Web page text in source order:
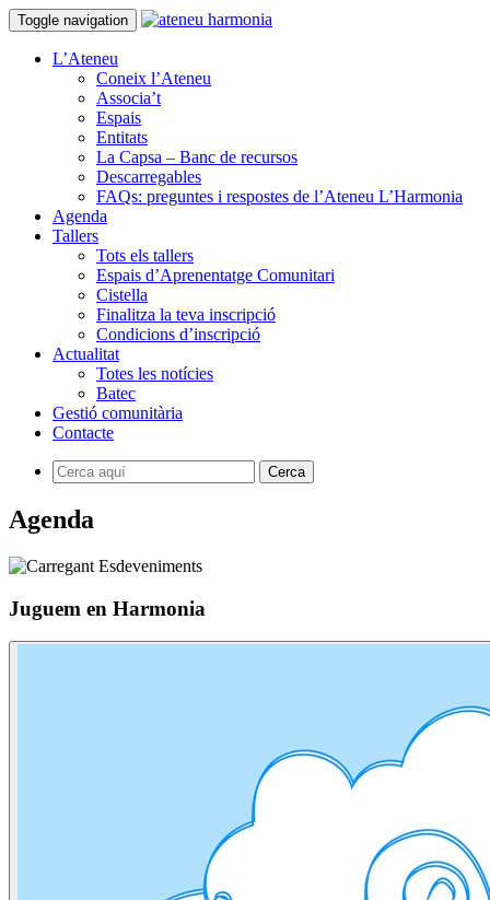
Toggle navigation
L’Ateneu
Coneix l’Ateneu
Associa’t
Espais
Entitats
La Capsa – Banc de recursos
Descarregables
FAQs: preguntes i respostes de l’Ateneu L’Harmonia
Agenda
Tallers
Tots els tallers
Espais d’Aprenentatge Comunitari
Cistella
Finalitza la teva inscripció
Condicions d’inscripció
Actualitat
Totes les notícies
Batec
Gestió comunitària
Contacte
Agenda
Juguem en Harmonia